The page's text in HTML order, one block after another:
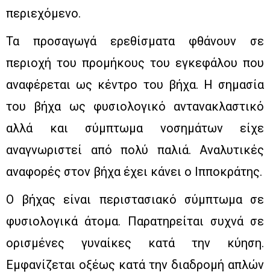
περιεχόμενο.
Τα προσαγωγά ερεθίσματα φθάνουν σε
περιοχή του προμήκους του εγκεφάλου που
αναφέρεται ως κέντρο του βήχα. Η σημασία
του βήχα ως φυσιολογικό αντανακλαστικό
αλλά και σύμπτωμα νοσημάτων είχε
αναγνωριστεί από πολύ παλιά. Αναλυτικές
αναφορές στον βήχα έχει κάνει ο Ιπποκράτης.
Ο βήχας είναι περιστασιακό σύμπτωμα σε
φυσιολογικά άτομα. Παρατηρείται συχνά σε
ορισμένες γυναίκες κατά την κύηση.
Εμφανίζεται οξέως κατά την διαδρομή απλών